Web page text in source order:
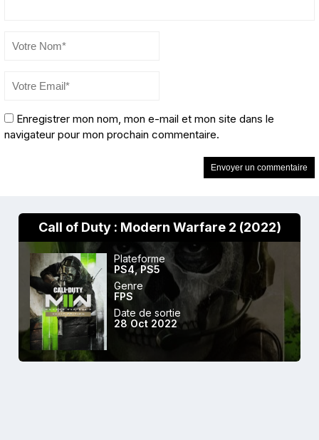
Enregistrer mon nom, mon e-mail et mon site dans le
navigateur pour mon prochain commentaire.
Call of Duty : Modern Warfare 2 (2022)
Plateforme
PS4,PS5
Genre
FPS
Date de sortie
28 Oct 2022